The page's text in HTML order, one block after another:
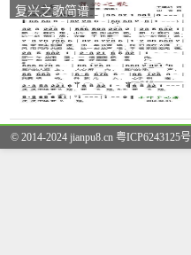
复兴之歌简谱
© 2014-2024 jianpu8.cn 粤ICP6243125号 |